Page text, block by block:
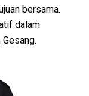
bersama.
dalam